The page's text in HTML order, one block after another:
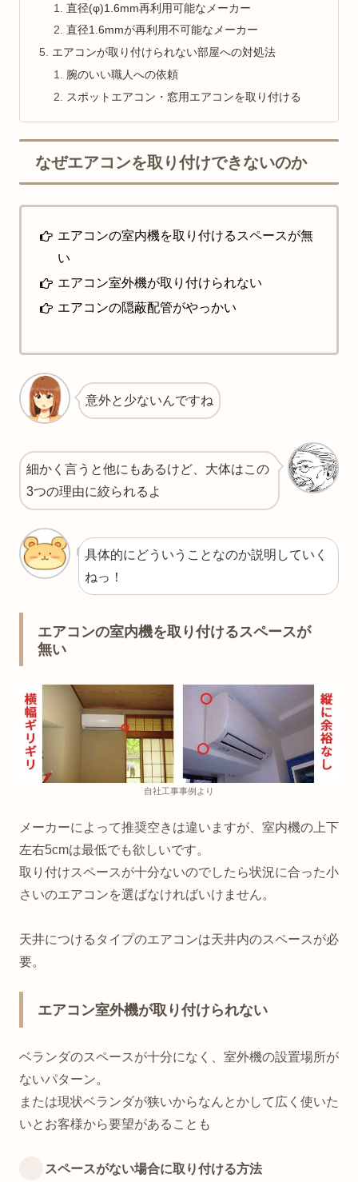
直径(φ)1.6mm再利用可能なメーカー
直径1.6mmが再利用不可能なメーカー
エアコンが取り付けられない部屋への対処法
腕のいい職人への依頼
スポットエアコン・窓用エアコンを取り付ける
なぜエアコンを取り付けできないのか
エアコンの室内機を取り付けるスペースが無
い
エアコン室外機が取り付けられない
エアコンの隠蔽配管がやっかい
意外と少ないんですね
細かく言うと他にもあるけど、大体はこの
3つの理由に絞られるよ
具体的にどういうことなのか説明していく
ねっ！
エアコンの室内機を取り付けるスペースが
無い
自社工事事例より
メーカーによって推奨空きは違いますが、室内機の上下
左右5cmは最低でも欲しいです。
取り付けスペースが十分ないのでしたら状況に合った小
さいのエアコンを選ばなければいけません。
天井につけるタイプのエアコンは天井内のスペースが必
要。
エアコン室外機が取り付けられない
ベランダのスペースが十分になく、室外機の設置場所が
ないパターン。
または現状ベランダが狭いからなんとかして広く使いた
いとお客様から要望があることも
スペースがない場合に取り付ける方法